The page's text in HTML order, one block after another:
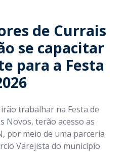
de Currais
se capacitar
para a Festa
trabalhar na Festa de
Novos, terão acesso as
por meio de uma parceria
Varejista do município